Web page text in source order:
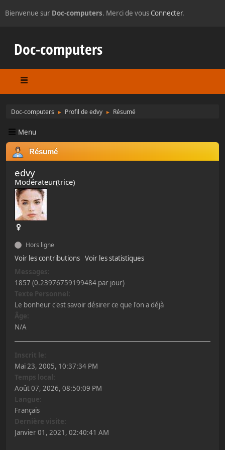
Bienvenue sur Doc-computers. Merci de vousConnecter.
Doc-computers
Doc-computers ► Profil de edvy ► Résumé
Menu
Résumé
edvy
Modérateur(trice)
Hors ligne
Voir les contributions Voir les statistiques
Messages:
1857 (0.23976759199484 par jour)
Texte Personnel:
Le bonheur c'est savoir désirer ce que l'on a déjà
Âge:
N/A
Inscrit le:
Mai 23, 2005, 10:37:34 PM
Temps local:
Août 07, 2026, 08:50:09 PM
Langue:
Français
Dernière visite:
Janvier 01, 2021, 02:40:41 AM